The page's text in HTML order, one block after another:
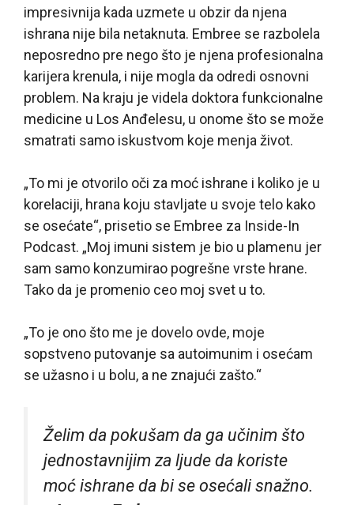
impresivnija kada uzmete u obzir da njena
ishrana nije bila netaknuta. Embree se razbolela
neposredno pre nego što je njena profesionalna
karijera krenula, i nije mogla da odredi osnovni
problem. Na kraju je videla doktora funkcionalne
medicine u Los Anđelesu, u onome što se može
smatrati samo iskustvom koje menja život.
„To mi je otvorilo oči za moć ishrane i koliko je u
korelaciji, hrana koju stavljate u svoje telo kako
se osećate“, prisetio se Embree za Inside-In
Podcast. „Moj imuni sistem je bio u plamenu jer
sam samo konzumirao pogrešne vrste hrane.
Tako da je promenio ceo moj svet u to.
„To je ono što me je dovelo ovde, moje
sopstveno putovanje sa autoimunim i osećam
se užasno i u bolu, a ne znajući zašto.“
Želim da pokušam da ga učinim što
jednostavnijim za ljude da koriste
moć ishrane da bi se osećali snažno.